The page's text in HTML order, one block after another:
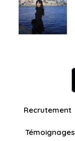
Recrutement
Témoignages